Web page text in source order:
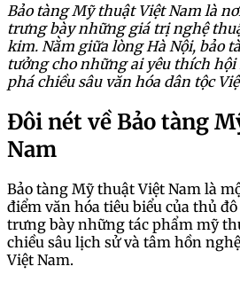
Bảo tàng Mỹ thuật Việt Nam là
trưng bày những giá trị nghệ
kim. Nằm giữa lòng Hà Nội, bảo
tưởng cho những ai yêu thích
phá chiều sâu văn hóa dân tộc
Đôi nét về Bảo tàng
Nam
Bảo tàng Mỹ thuật Việt Nam là
điểm văn hóa tiêu biểu của thủ
trưng bày những tác phẩm mỹ
chiều sâu lịch sử và tâm hồn
Việt Nam.